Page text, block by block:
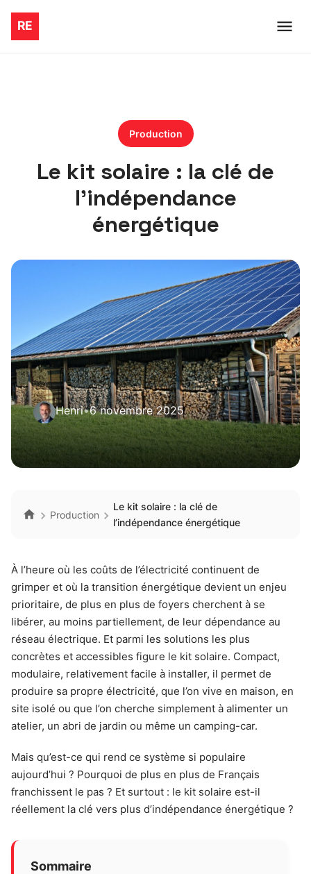
Production
Le kit solaire : la clé de
l’indépendance
énergétique
Henri•6 novembre 2025
Production
Le kit solaire : la clé de
l’indépendance énergétique
À l’heure où les coûts de l’électricité continuent de
grimper et où la transition énergétique devient un enjeu
prioritaire, de plus en plus de foyers cherchent à se
libérer, au moins partiellement, de leur dépendance au
réseau électrique. Et parmi les solutions les plus
concrètes et accessibles figure le kit solaire. Compact,
modulaire, relativement facile à installer, il permet de
produire sa propre électricité, que l’on vive en maison, en
site isolé ou que l’on cherche simplement à alimenter un
atelier, un abri de jardin ou même un camping-car.
Mais qu’est-ce qui rend ce système si populaire
aujourd’hui ? Pourquoi de plus en plus de Français
franchissent le pas ? Et surtout : le kit solaire est-il
réellement la clé vers plus d’indépendance énergétique ?
Sommaire